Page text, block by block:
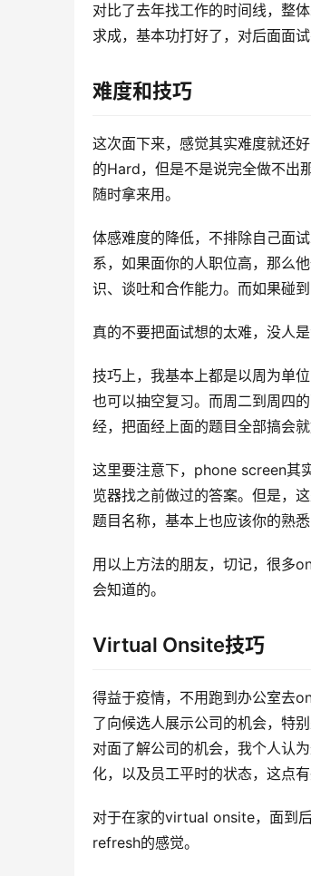
对比了去年找工作的时间线，整
求成，基本功打好了，对后面面
难度和技巧
这次面下来，感觉其实难度就还
的Hard，但是不是说完全做不出
随时拿来用。
体感难度的降低，不排除自己面
系，如果面你的人职位高，那么
识、谈吐和合作能力。而如果碰
真的不要把面试想的太难，没人
技巧上，我基本上都是以周为单
也可以抽空复习。而周二到周四
经，把面经上面的题目全部搞会就
这里要注意下，phone screen其
览器找之前做过的答案。但是，
题目名称，基本上也应该你的熟悉
用以上方法的朋友，切记，很多
会知道的。
Virtual Onsite技巧
得益于疫情，不用跑到办公室去
了向候选人展示公司的机会，特
对面了解公司的机会，我个人认
化，以及员工平时的状态，这点
对于在家的virtual onsite，面到
refresh的感觉。